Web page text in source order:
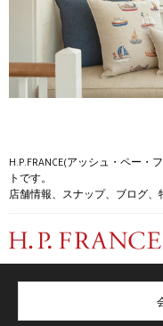
H.P.FRANCE(アッシュ・ペー・
トです。
店舗情報、スナップ、ブログ、